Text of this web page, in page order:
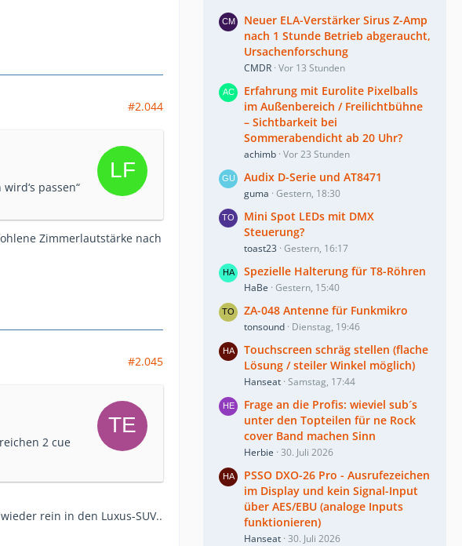
#2.044
passen“
Zimmerlautstärke nach
#2.045
2 cue
rein in den Luxus-SUV..
Neuer ELA-Verstärker Sirus Z-Amp
nach 1 Stunde Betrieb abgeraucht,
Ursachenforschung
CMDR Vor 13 Stunden
Erfahrung mit Eurolite Pixelballs
im Außenbereich / Freilichtbühne
– Sichtbarkeit bei
Sommerabendicht ab 20 Uhr?
achimb Vor 23 Stunden
Audix D-Serie und AT8471
guma Gestern, 18:30
Mini Spot LEDs mit DMX
Steuerung?
toast23 Gestern, 16:17
Spezielle Halterung für T8-Röhren
HaBe Gestern, 15:40
ZA-048 Antenne für Funkmikro
tonsound Dienstag, 19:46
Touchscreen schräg stellen (flache
Lösung / steiler Winkel möglich)
Hanseat Samstag, 17:44
Frage an die Profis: wieviel sub´s
unter den Topteilen für ne Rock
cover Band machen Sinn
Herbie 30. Juli 2026
PSSO DXO-26 Pro - Ausrufezeichen
im Display und kein Signal-Input
über AES/EBU (analoge Inputs
funktionieren)
Hanseat 30. Juli 2026